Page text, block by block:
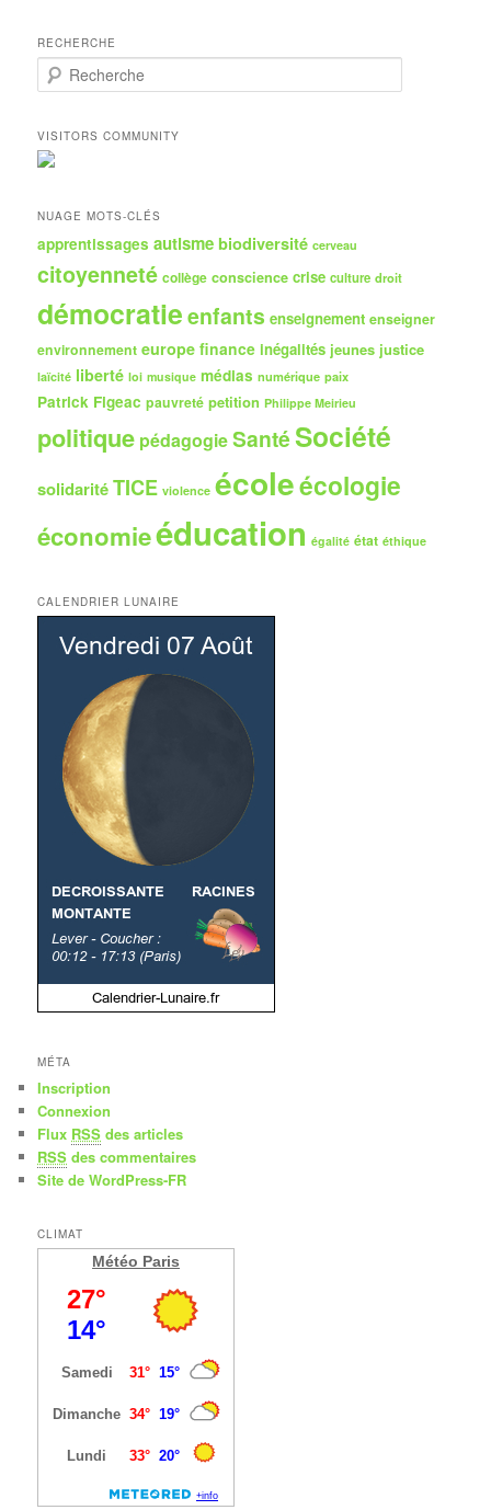
RECHERCHE
e
h
e
r
h
VISITORS COMMUNITY
NUAGE MOTS-CLÉS
apprentissages autisme biodiversité cerveau
citoyenneté collège conscience crise culture droit
démocratieenfants enseignement enseigner
environnement europe finance inégalités jeunes justice
laïcité liberté loi musique médias numérique paix
Patrick Figeac pauvreté petition Philippe Meirieu
politique pédagogieSantéSociété
solidaritéTICE violence écoleécologie
économieéducation égalité état éthique
CALENDRIER LUNAIRE
MÉTA
Inscription
Connexion
Flux RSS des articles
RSS des commentaires
Site de WordPress-FR
CLIMAT
Météo Paris